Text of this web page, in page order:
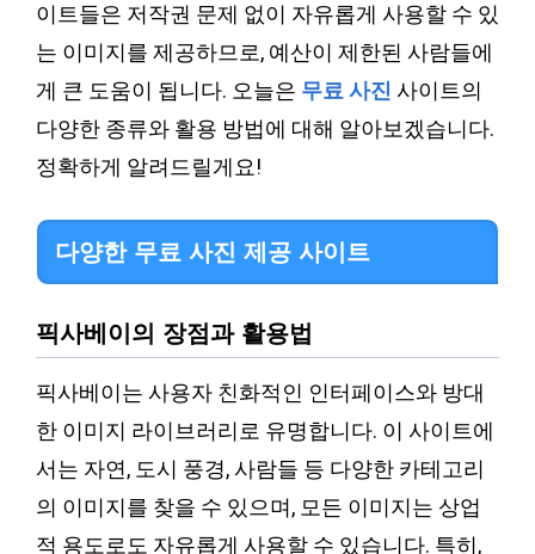
이트들은 저작권 문제 없이 자유롭게 사용할 수 있
는 이미지를 제공하므로, 예산이 제한된 사람들에
게 큰 도움이 됩니다. 오늘은 무료 사진 사이트의
다양한 종류와 활용 방법에 대해 알아보겠습니다.
정확하게 알려드릴게요!
다양한 무료 사진 제공 사이트
픽사베이의 장점과 활용법
픽사베이는 사용자 친화적인 인터페이스와 방대
한 이미지 라이브러리로 유명합니다. 이 사이트에
서는 자연, 도시 풍경, 사람들 등 다양한 카테고리
의 이미지를 찾을 수 있으며, 모든 이미지는 상업
적 용도로도 자유롭게 사용할 수 있습니다. 특히,